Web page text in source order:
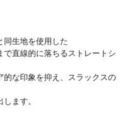
同生地を使用した
で直線的に落ちるストレートシ
的な印象を抑え、スラックスの
ます。